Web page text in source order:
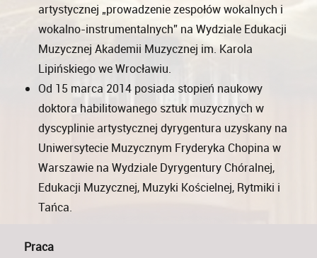
artystycznej „prowadzenie zespołów wokalnych i
wokalno-instrumentalnych” na Wydziale Edukacji
Muzycznej Akademii Muzycznej im. Karola
Lipińskiego we Wrocławiu.
Od 15 marca 2014 posiada stopień naukowy
doktora habilitowanego sztuk muzycznych w
dyscyplinie artystycznej dyrygentura uzyskany na
Uniwersytecie Muzycznym Fryderyka Chopina w
Warszawie na Wydziale Dyrygentury Chóralnej,
Edukacji Muzycznej, Muzyki Kościelnej, Rytmiki i
Tańca.
Praca